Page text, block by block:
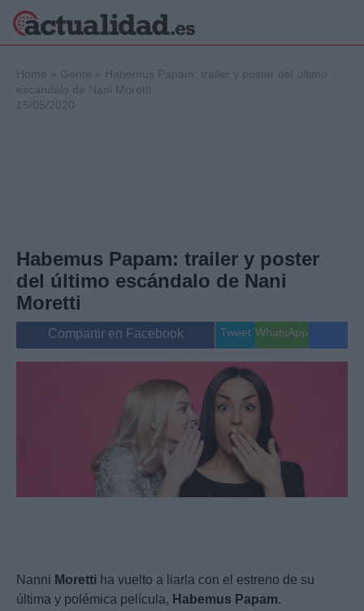
Internacional
Viajes
Gente
Musica
Home » Gente » Habemus Papam: trailer y poster del último
escándalo de Nani Moretti
15/05/2020
Habemus Papam: trailer y poster
del último escándalo de Nani
Moretti
Compartir en Facebook Tweet WhatsApp
Nanni Moretti ha vuelto a liarla con el estreno de su
última y polémica película, Habemus Papam.